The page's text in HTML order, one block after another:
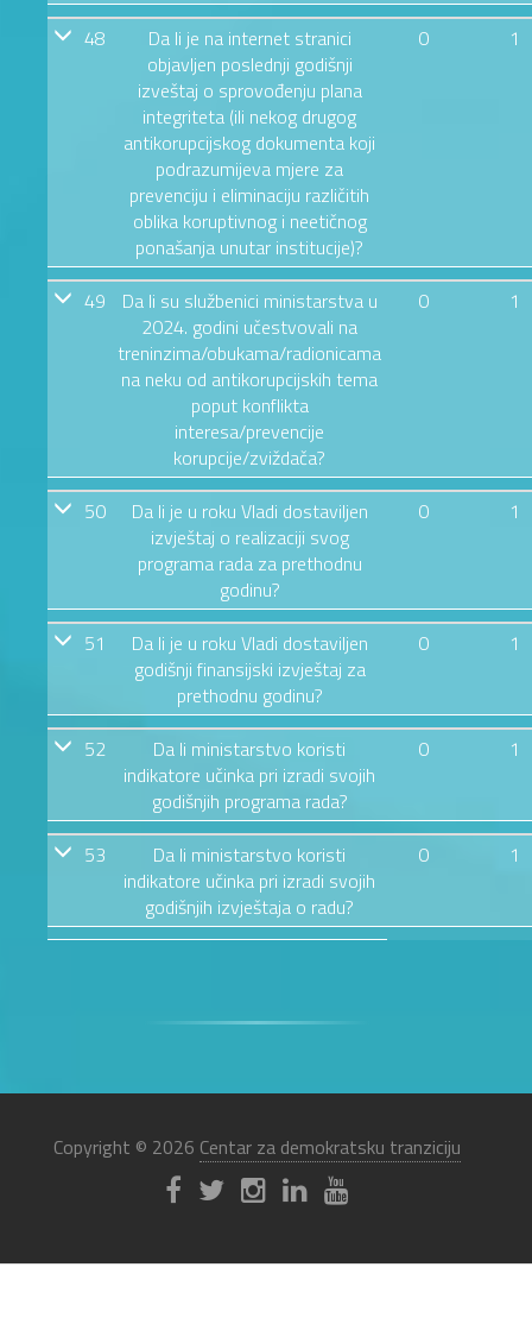
48
Da li je na internet stranici
objavljen poslednji godišnji
izveštaj o sprovođenju plana
integriteta (ili nekog drugog
antikorupcijskog dokumenta koji
podrazumijeva mjere za
prevenciju i eliminaciju različitih
oblika koruptivnog i neetičnog
ponašanja unutar institucije)?
0 1
49
Da li su službenici ministarstva u
2024. godini učestvovali na
treninzima/obukama/radionicama
na neku od antikorupcijskih tema
poput konflikta
interesa/prevencije
korupcije/zviždača?
0 1
50
Da li je u roku Vladi dostaviljen
izvještaj o realizaciji svog
programa rada za prethodnu
godinu?
0 1
51
Da li je u roku Vladi dostaviljen
godišnji finansijski izvještaj za
prethodnu godinu?
0 1
52
Da li ministarstvo koristi
indikatore učinka pri izradi svojih
godišnjih programa rada?
0 1
53
Da li ministarstvo koristi
indikatore učinka pri izradi svojih
godišnjih izvještaja o radu?
0 1
Copyright © 2026 Centar za demokratsku tranziciju